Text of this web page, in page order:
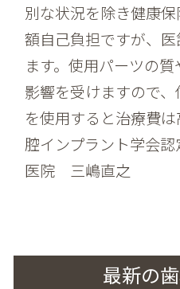
別な状況を除き健康
額自己負担ですが、
ます。使用パーツの
影響を受けますので
を使用すると治療費
腔インプラント学会
医院 三嶋直之
最新の